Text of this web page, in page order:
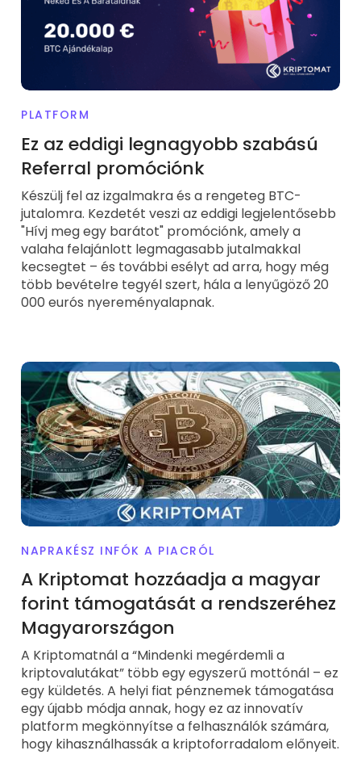
PLATFORM
Ez az eddigi legnagyobb szabású
Referral promóciónk
Készülj fel az izgalmakra és a rengeteg BTC-
jutalomra. Kezdetét veszi az eddigi legjelentősebb
"Hívj meg egy barátot" promóciónk, amely a
valaha felajánlott legmagasabb jutalmakkal
kecsegtet – és további esélyt ad arra, hogy még
több bevételre tegyél szert, hála a lenyűgöző 20
000 eurós nyereményalapnak.
A Kriptomat hozzáadja a magyar forint támogatását a rendszeréhez Magyarországon
NAPRAKÉSZ INFÓK A PIACRÓL
A Kriptomat hozzáadja a magyar
forint támogatását a rendszeréhez
Magyarországon
A Kriptomatnál a “Mindenki megérdemli a
kriptovalutákat” több egy egyszerű mottónál – ez
egy küldetés. A helyi fiat pénznemek támogatása
egy újabb módja annak, hogy ez az innovatív
platform megkönnyítse a felhasználók számára,
hogy kihasználhassák a kriptoforradalom előnyeit.